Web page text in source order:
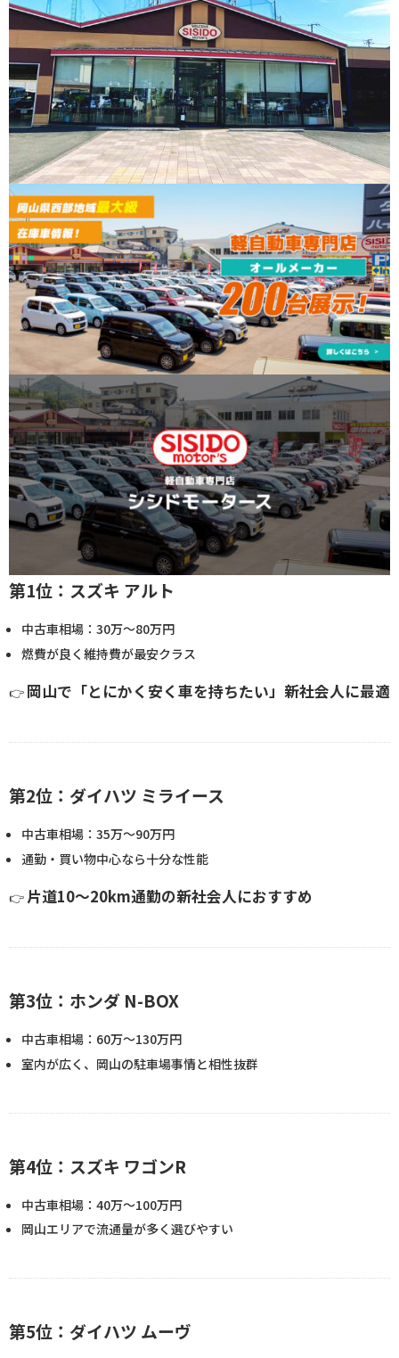
第1位：スズキ アルト
中古車相場：30万〜80万円
燃費が良く維持費が最安クラス
👉 岡山で「とにかく安く車を持ちたい」新社会人に最適
第2位：ダイハツ ミライース
中古車相場：35万〜90万円
通勤・買い物中心なら十分な性能
👉 片道10〜20km通勤の新社会人におすすめ
第3位：ホンダ N-BOX
中古車相場：60万〜130万円
室内が広く、岡山の駐車場事情と相性抜群
第4位：スズキ ワゴンR
中古車相場：40万〜100万円
岡山エリアで流通量が多く選びやすい
第5位：ダイハツ ムーヴ